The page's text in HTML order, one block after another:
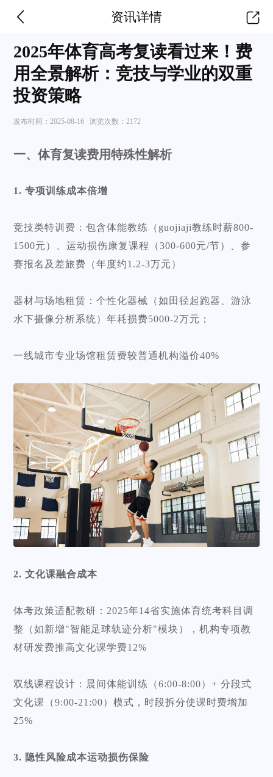
资讯详情
2025年体育高考复读看过来！费
用全景解析：竞技与学业的双重
投资策略
发布时间：2025-08-16 浏览次数：2172
一、体育复读费用特殊性解析
1. 专项训练成本倍增
竞技类特训费：包含体能教练（guojiaji教练时薪800-
1500元）、运动损伤康复课程（300-600元/节）、参
赛报名及差旅费（年度约1.2-3万元）
器材与场地租赁：个性化器械（如田径起跑器、游泳
水下摄像分析系统）年耗损费5000-2万元；
一线城市专业场馆租赁费较普通机构溢价40%
2. 文化课融合成本
体考政策适配教研：2025年14省实施体育统考科目调
整（如新增"智能足球轨迹分析"模块），机构专项教
材研发费推高文化课学费12%
双线课程设计：晨间体能训练（6:00-8:00）+ 分段式
文化课（9:00-21:00）模式，时段拆分使课时费增加
25%
3. 隐性风险成本运动损伤保险